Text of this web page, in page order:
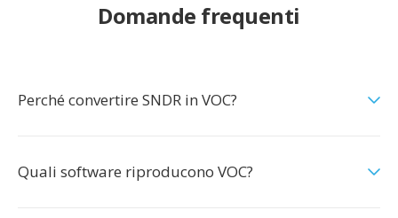
Domande frequenti
Perché convertire SNDR in VOC?
Quali software riproducono VOC?